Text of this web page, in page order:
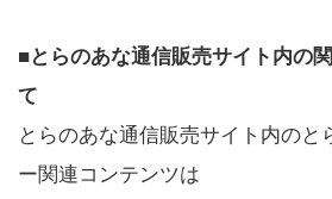
■とらのあな通信販売サイト内の
て
とらのあな通信販売サイト内のと
ー関連コンテンツは